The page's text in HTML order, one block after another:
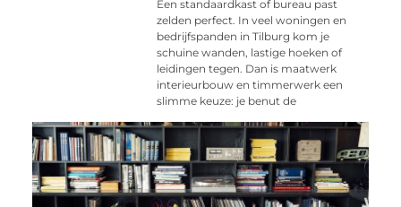
Een standaardkast of bureau past
zelden perfect. In veel woningen en
bedrijfspanden in Tilburg kom je
schuine wanden, lastige hoeken of
leidingen tegen. Dan is maatwerk
interieurbouw en timmerwerk een
slimme keuze: je benut de